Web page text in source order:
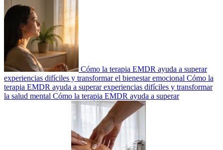
Cómo la terapia EMDR ayuda a superar
experiencias difíciles y transformar el bienestar emocional Cómo la
terapia EMDR ayuda a superar experiencias difíciles y transformar
la salud mental Cómo la terapia EMDR ayuda a superar